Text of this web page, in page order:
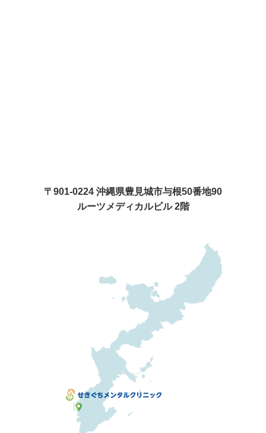
〒901-0224 沖縄県豊見城市与根50番地90
ルーツメディカルビル 2階